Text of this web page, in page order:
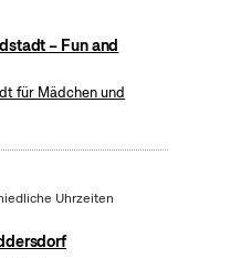
– Fun and
für Mädchen und
Uhrzeiten